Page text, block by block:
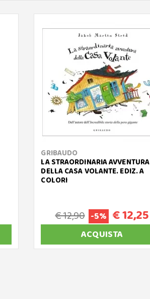
GRIBAUDO
LA STRAORDINARIA AVVENTURA
DELLA CASA VOLANTE. EDIZ. A
COLORI
€ 12,90 -5% € 12,25
ACQUISTA